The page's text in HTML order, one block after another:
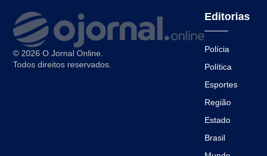
© 2026 O Jornal Online.
Todos direitos reservados.
Editorias
Polícia
Política
Esportes
Região
Estado
Brasil